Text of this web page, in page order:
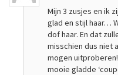
Mijn 3 zusjes en ik
glad en stijl haar…
dof haar. En dat
misschien dus niet
mogen
mooie gladde